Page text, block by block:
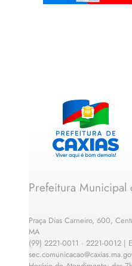
Prefeitura Municipal
Praça Dias Carneiro, 600,
MA
(99) 2221-0011 · 2221-0012 |